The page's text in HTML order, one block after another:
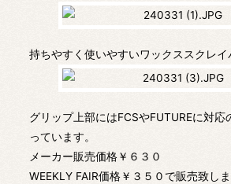
持ちやすく使いやすいワックススクレイ
グリップ上部にはFCSやFUTUREに対応
っています。
メーカー販売価格￥６３０
WEEKLY FAIR価格￥３５０で販売致しま